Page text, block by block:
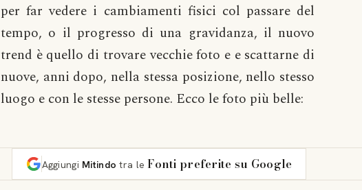
per far vedere i cambiamenti fisici col passare del
tempo, o il progresso di una gravidanza, il nuovo
trend è quello di trovare vecchie foto e e scattarne di
nuove, anni dopo, nella stessa posizione, nello stesso
luogo e con le stesse persone. Ecco le foto più belle:
Aggiungi Mitindo tra le Fonti preferite su Google